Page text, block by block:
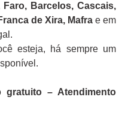
Barcelos, Cascais,
de Xira, Mafra e em
esteja, há sempre um
gratuito – Atendimento